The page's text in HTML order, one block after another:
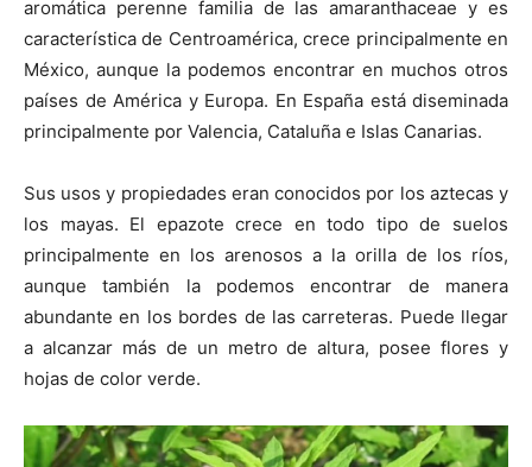
aromática perenne familia de las amaranthaceae y es
característica de Centroamérica, crece principalmente en
México, aunque la podemos encontrar en muchos otros
países de América y Europa. En España está diseminada
principalmente por Valencia, Cataluña e Islas Canarias.
Sus usos y propiedades eran conocidos por los aztecas y
los mayas. El epazote crece en todo tipo de suelos
principalmente en los arenosos a la orilla de los ríos,
aunque también la podemos encontrar de manera
abundante en los bordes de las carreteras. Puede llegar
a alcanzar más de un metro de altura, posee flores y
hojas de color verde.